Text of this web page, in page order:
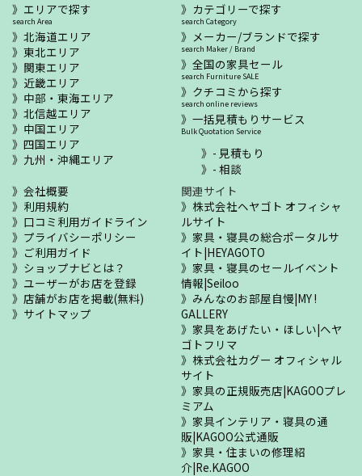
エリアで探す
search Area
北海道エリア
東北エリア
関東エリア
近畿エリア
中部・東海エリア
北信越エリア
中国エリア
四国エリア
九州・沖縄エリア
カテゴリーで探す
search Category
メーカー/ブランドで探す
search Maker / Brand
全国の家具セール
search Furniture SALE
クチコミから探す
search online reviews
一括見積もりサービス
Bulk Quotation Service
- 見積もり
- 相談
会社概要
利用規約
口コミ利用ガイドライン
プライバシーポリシー
ご利用ガイド
ショップナビとは？
ユーザーがお店を登録
店舗がお店を掲載(無料)
サイトマップ
関連サイト
株式会社ヘヤゴト オフィシャ
ルサイト
家具・寝具の総合ポータルサ
イト|HEYAGOTO
家具・寝具のセールイベント
情報|Seiloo
みんなのお部屋自慢|MY !
GALLERY
家具をあげたい・ほしい|ヘヤ
ゴトフリマ
株式会社カグー オフィシャル
サイト
家具の正規販売店|KAGOOプレ
ミアム
家具インテリア・寝具の通
販|KAGOO公式通販
家具・住まいの修理紹
介|Re.KAGOO